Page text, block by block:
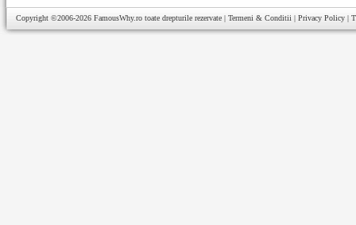
Copyright ©2006-2026 FamousWhy.ro toate drepturile rezervate | Termeni & Conditii | Privacy Policy |